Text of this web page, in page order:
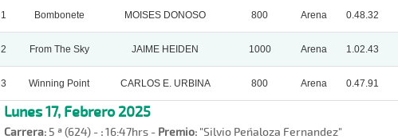
1 Bombonete MOISES DONOSO 800 Arena 0.48.32
2 From The Sky JAIME HEIDEN 1000 Arena 1.02.43
3 Winning Point CARLOS E. URBINA 800 Arena 0.47.91
Lunes 17, Febrero 2025
Carrera:5 ª (624) - :16:47hrs - Premio:"Silvio Peñaloza Fernandez"